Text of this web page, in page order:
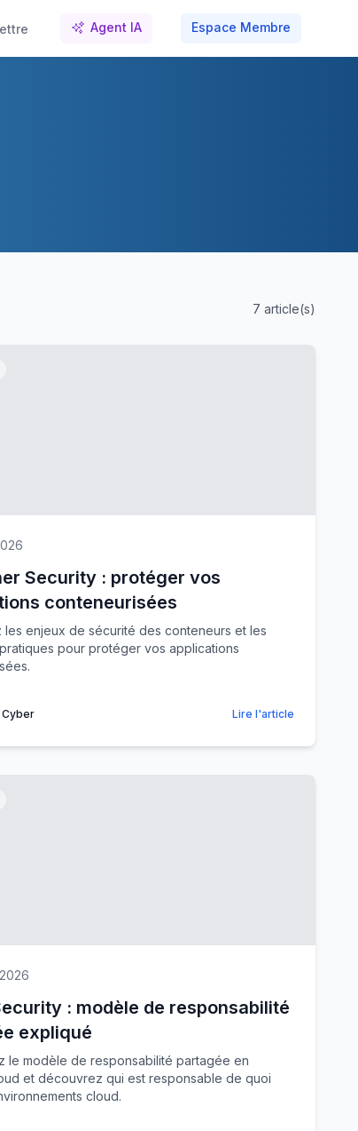
Agent IA Espace Membre
7 article(s)
Security : protéger vos
conteneurisées
les enjeux de sécurité des conteneurs et les
pour protéger vos applications
Lire l'article
: modèle de responsabilité
expliqué
le modèle de responsabilité partagée en
et découvrez qui est responsable de quoi
cloud.